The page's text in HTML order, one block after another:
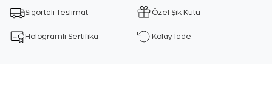
Sigortalı Teslimat Özel Şık Kutu
Hologramlı Sertifika Kolay İade